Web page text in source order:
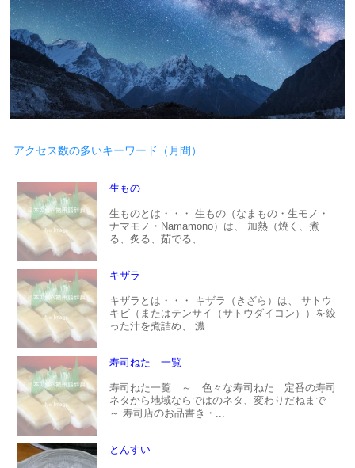
アクセス数の多いキーワード（月間）
生もの
生ものとは・・・ 生もの（なまもの・生モノ・
ナマモノ・Namamono）は、 加熱（焼く、煮
る、炙る、茹でる、...
キザラ
キザラとは・・・ キザラ（きざら）は、 サトウ
キビ（またはテンサイ（サトウダイコン））を絞
った汁を煮詰め、 濃...
寿司ねた 一覧
寿司ねた一覧 ～ 色々な寿司ねた 定番の寿司
ネタから地域ならではのネタ、変わりだねまで
～ 寿司店のお品書き・...
とんすい